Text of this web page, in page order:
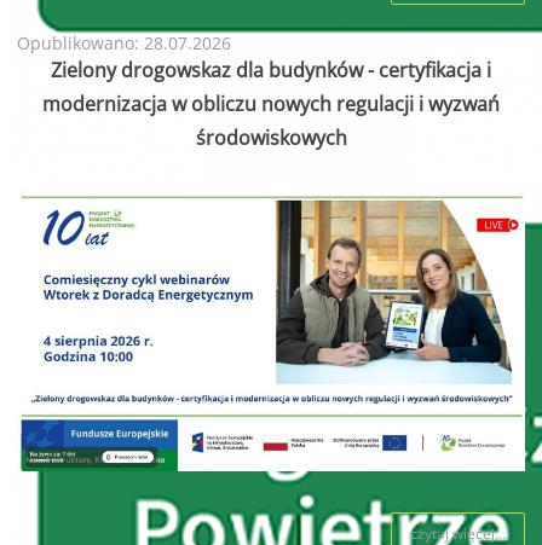
Opublikowano: 28.07.2026
Zielony drogowskaz dla budynków - certyfikacja i
modernizacja w obliczu nowych regulacji i wyzwań
środowiskowych
czytaj więcej...